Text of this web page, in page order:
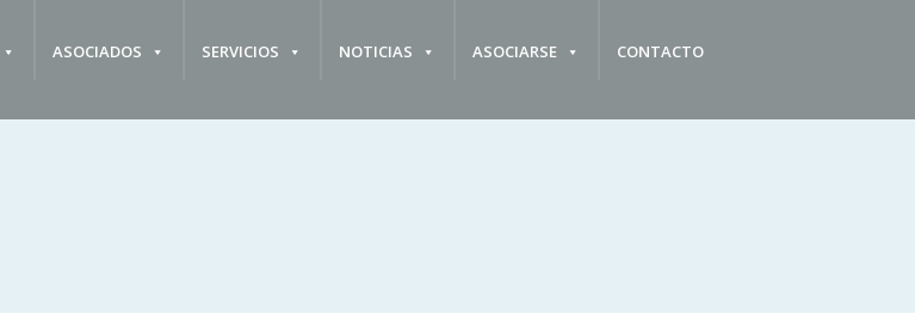
ASOCIADOS SERVICIOS NOTICIAS ASOCIARSE CONTACTO